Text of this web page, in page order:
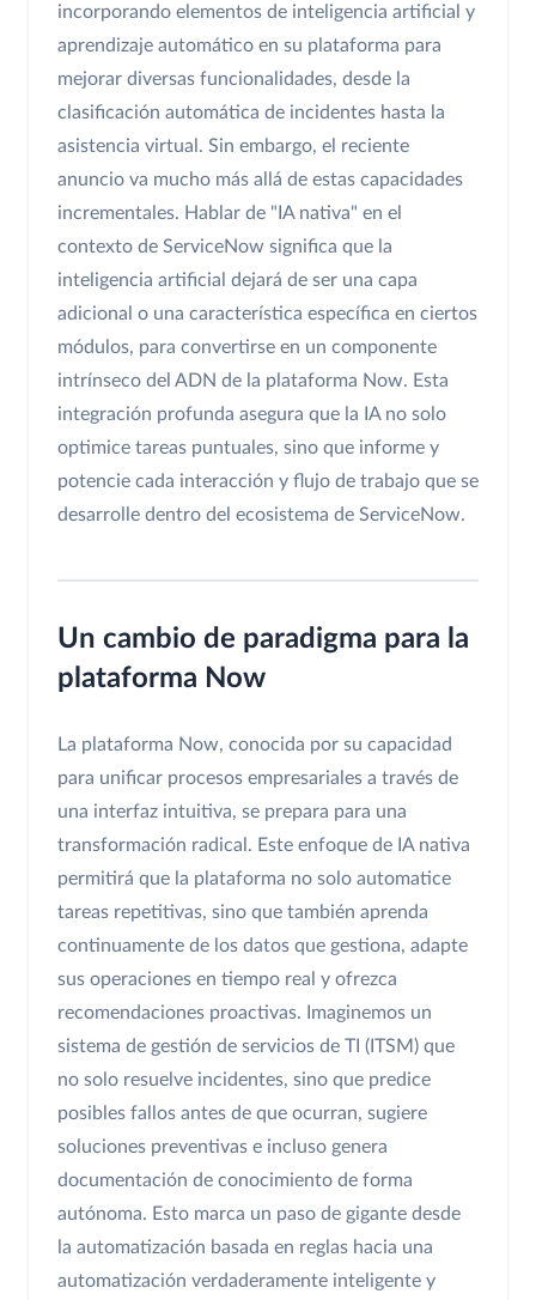
incorporando elementos de inteligencia artificial y
aprendizaje automático en su plataforma para
mejorar diversas funcionalidades, desde la
clasificación automática de incidentes hasta la
asistencia virtual. Sin embargo, el reciente
anuncio va mucho más allá de estas capacidades
incrementales. Hablar de "IA nativa" en el
contexto de ServiceNow significa que la
inteligencia artificial dejará de ser una capa
adicional o una característica específica en ciertos
módulos, para convertirse en un componente
intrínseco del ADN de la plataforma Now. Esta
integración profunda asegura que la IA no solo
optimice tareas puntuales, sino que informe y
potencie cada interacción y flujo de trabajo que se
desarrolle dentro del ecosistema de ServiceNow.
Un cambio de paradigma para la
plataforma Now
La plataforma Now, conocida por su capacidad
para unificar procesos empresariales a través de
una interfaz intuitiva, se prepara para una
transformación radical. Este enfoque de IA nativa
permitirá que la plataforma no solo automatice
tareas repetitivas, sino que también aprenda
continuamente de los datos que gestiona, adapte
sus operaciones en tiempo real y ofrezca
recomendaciones proactivas. Imaginemos un
sistema de gestión de servicios de TI (ITSM) que
no solo resuelve incidentes, sino que predice
posibles fallos antes de que ocurran, sugiere
soluciones preventivas e incluso genera
documentación de conocimiento de forma
autónoma. Esto marca un paso de gigante desde
la automatización basada en reglas hacia una
automatización verdaderamente inteligente y